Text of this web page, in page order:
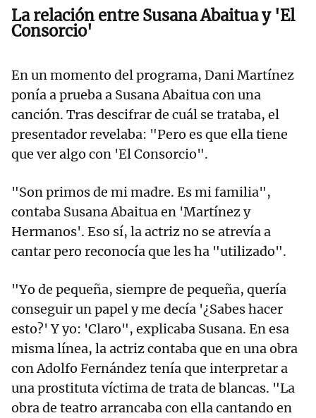
La relación entre Susana Abaitua y 'El
Consorcio'
En un momento del programa, Dani Martínez
ponía a prueba a Susana Abaitua con una
canción. Tras descifrar de cuál se trataba, el
presentador revelaba: "Pero es que ella tiene
que ver algo con 'El Consorcio".
"Son primos de mi madre. Es mi familia",
contaba Susana Abaitua en 'Martínez y
Hermanos'. Eso sí, la actriz no se atrevía a
cantar pero reconocía que les ha "utilizado".
"Yo de pequeña, siempre de pequeña, quería
conseguir un papel y me decía '¿Sabes hacer
esto?' Y yo: 'Claro", explicaba Susana. En esa
misma línea, la actriz contaba que en una obra
con Adolfo Fernández tenía que interpretar a
una prostituta víctima de trata de blancas. "La
obra de teatro arrancaba con ella cantando en